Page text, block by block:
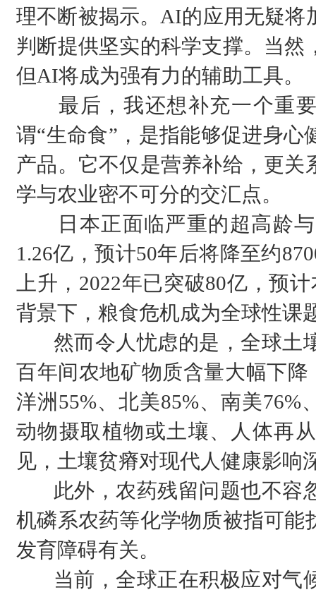
理不断被揭示。AI的应用无疑将
判断提供坚实的科学支撑。当
但AI将成为强有力的辅助工具。
最后，我还想补充一个重
谓“生命食”，是指能够促进身
产品。它不仅是营养补给，更
学与农业密不可分的交汇点。
日本正面临严重的超高龄与
1.26亿，预计50年后将降至约
上升，2022年已突破80亿，预
背景下，粮食危机成为全球性课
然而令人忧虑的是，全球土
百年间农地矿物质含量大幅下降
洋洲55%、北美85%、南美76%
动物摄取植物或土壤、人体再
见，土壤贫瘠对现代人健康影响
此外，农药残留问题也不容
机磷系农药等化学物质被指可能
发育障碍有关。
当前，全球正在积极应对气